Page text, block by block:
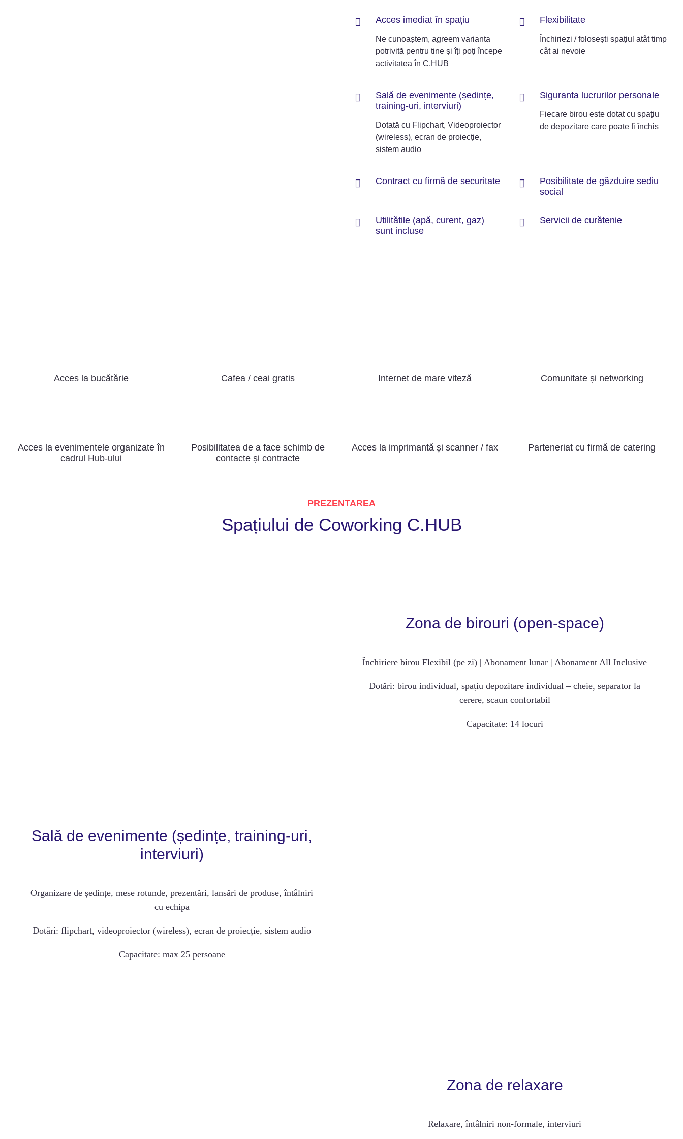
Acces imediat în spațiu
Ne cunoaștem, agreem varianta
potrivită pentru tine și îți poți începe
activitatea în C.HUB
Flexibilitate
Închiriezi / folosești spațiul atât timp
cât ai nevoie
Sală de evenimente (ședințe,
training-uri, interviuri)
Dotată cu Flipchart, Videoproiector
(wireless), ecran de proiecție,
sistem audio
Siguranța lucrurilor personale
Fiecare birou este dotat cu spațiu
de depozitare care poate fi închis
Contract cu firmă de securitate
Posibilitate de găzduire sediu
social
Utilitățile (apă, curent, gaz)
sunt incluse
Servicii de curățenie
Acces la bucătărie Cafea / ceai gratis Internet de mare viteză Comunitate și networking
Acces la evenimentele organizate în
cadrul Hub-ului
Posibilitatea de a face schimb de
contacte și contracte
Acces la imprimantă și scanner / fax Parteneriat cu firmă de catering
PREZENTAREA
Spațiului de Coworking C.HUB
Zona de birouri (open-space)
Închiriere birou Flexibil (pe zi) | Abonament lunar | Abonament All Inclusive
Dotări: birou individual, spațiu depozitare individual – cheie, separator la
cerere, scaun confortabil
Capacitate: 14 locuri
Sală de evenimente (ședințe, training-uri,
interviuri)
Organizare de ședințe, mese rotunde, prezentări, lansări de produse, întâlniri
cu echipa
Dotări: flipchart, videoproiector (wireless), ecran de proiecție, sistem audio
Capacitate: max 25 persoane
Zona de relaxare
Relaxare, întâlniri non-formale, interviuri